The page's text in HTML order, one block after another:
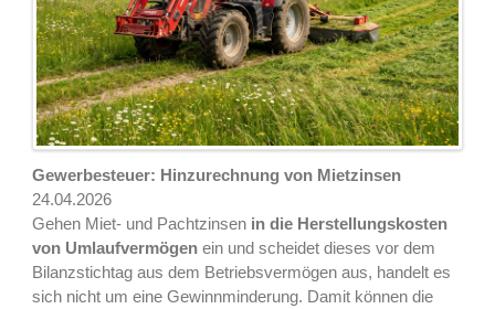
Gewerbesteuer: Hinzurechnung von Mietzinsen
24.04.2026
Gehen Miet- und Pachtzinsen in die Herstellungskosten
von Umlaufvermögenein und scheidet dieses vor dem
Bilanzstichtag aus dem Betriebsvermögen aus, handelt es
sich nicht um eine Gewinnminderung. Damit können die